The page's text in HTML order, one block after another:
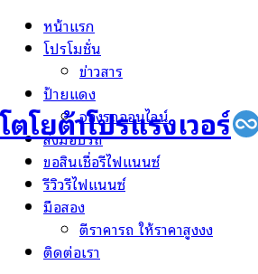
Skip
โตโยต้าโปรแรงเวอร์
หน้าแรก
โปรโมชั่น
ข่าวสาร
ป้ายแดง
จองรถออนไลน์
ส่งมอบรถ
ขอสินเชื่อรีไฟแนนซ์
รีวิวรีไฟแนนซ์
มือสอง
ตีราคารถ ให้ราคาสูงงง
ติดต่อเรา